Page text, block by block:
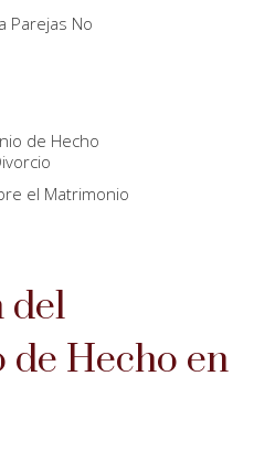
Parejas No
de Hecho
el Matrimonio
del
Hecho en